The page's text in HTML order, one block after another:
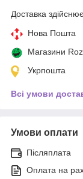
Доставка
Нова Пошта
Магазини
Укрпошта
Всі умови
Умови оплати
Післяплата
Оплата на